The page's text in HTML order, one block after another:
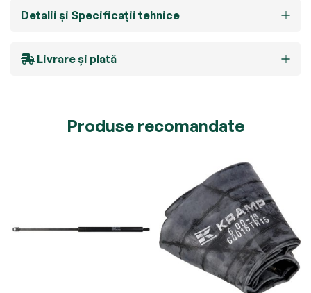
Detalii și Specificații tehnice
Livrare și plată
Produse recomandate